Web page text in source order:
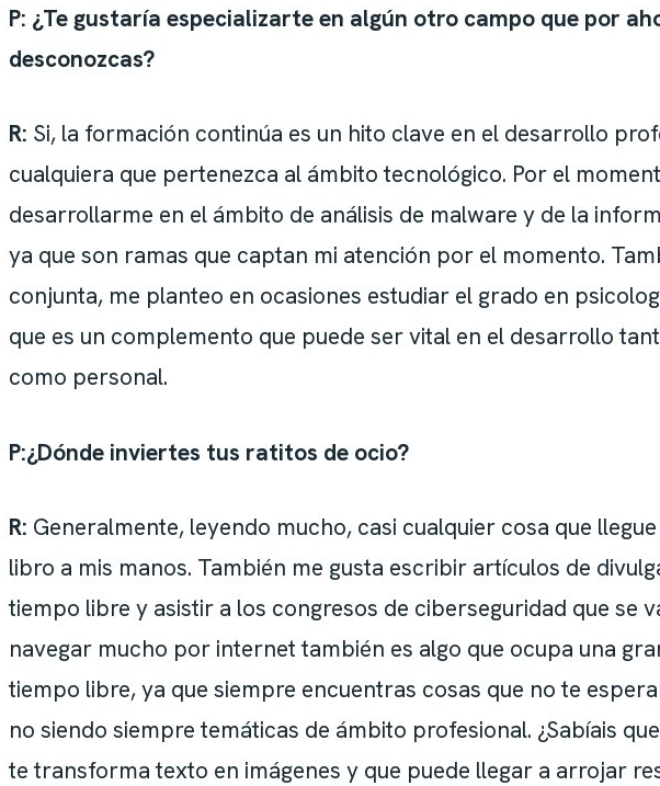
P: ¿Te gustaría especializarte en algún otro campo que por
desconozcas?
R: Si, la formación continúa es un hito clave en el desarrollo
cualquiera que pertenezca al ámbito tecnológico. Por el
desarrollarme en el ámbito de análisis de malware y de la
ya que son ramas que captan mi atención por el momento.
conjunta, me planteo en ocasiones estudiar el grado en
que es un complemento que puede ser vital en el desarrollo
como personal.
P:¿Dónde inviertes tus ratitos de ocio?
R: Generalmente, leyendo mucho, casi cualquier cosa que
libro a mis manos. También me gusta escribir artículos de
tiempo libre y asistir a los congresos de ciberseguridad que se
navegar mucho por internet también es algo que ocupa una
tiempo libre, ya que siempre encuentras cosas que no te
no siendo siempre temáticas de ámbito profesional. ¿Sabíais
te transforma texto en imágenes y que puede llegar a arrojar